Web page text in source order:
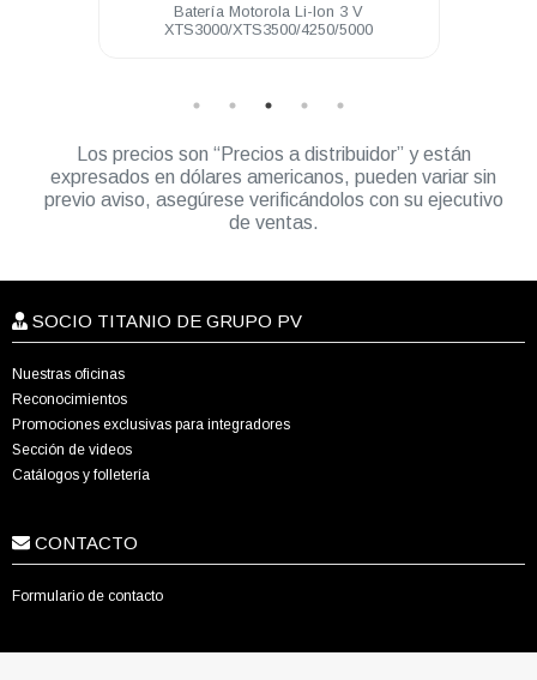
Batería Motorola Li-Ion 3 V
XTS3000/XTS3500/4250/5000
Los precios son “Precios a distribuidor” y están
expresados en dólares americanos, pueden variar sin
previo aviso, asegúrese verificándolos con su ejecutivo
de ventas.
SOCIO TITANIO DE GRUPO PV
Nuestras oficinas
Reconocimientos
Promociones exclusivas para integradores
Sección de videos
Catálogos y folletería
CONTACTO
Formulario de contacto